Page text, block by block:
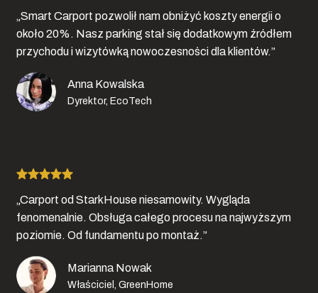
„Smart Carport pozwolił nam obniżyć koszty energii o
około 20%. Nasz parking stał się dodatkowym źródłem
przychodu i wizytówką nowoczesności dla klientów.”
Anna Kowalska
Dyrektor, EcoTech
„Carport od StarkHouse niesamowity. Wygląda
fenomenalnie. Obsługa całego procesu na najwyższym
poziomie. Od fundamentu po montaż.”
Marianna Nowak
Właściciel, GreenHome